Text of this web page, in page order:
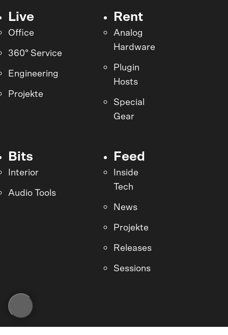
Live
Office
360° Service
Engineering
Projekte
Rent
Analog
Hardware
Plugin
Hosts
Special
Gear
Bits
Interior
Audio Tools
Feed
Inside
Tech
News
Projekte
Releases
Sessions